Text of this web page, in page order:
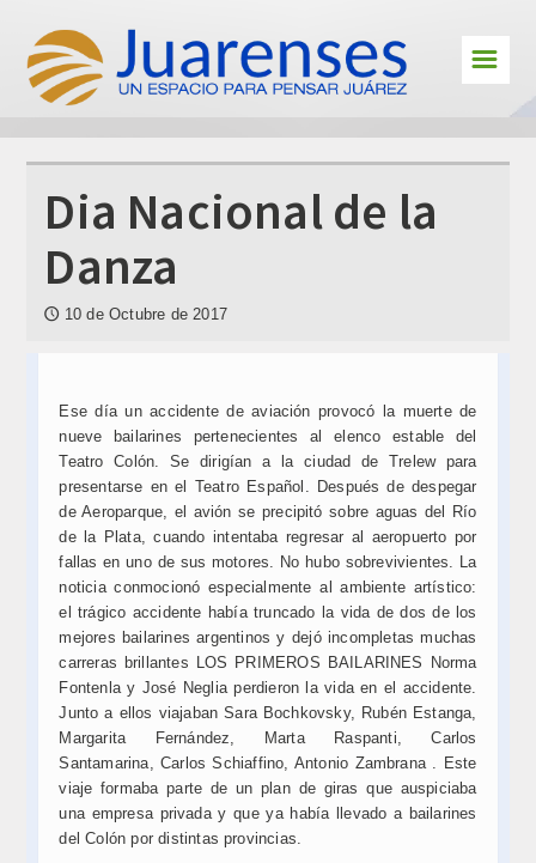
Cultura
Deportes
En primera persona
Personajes
Jóvenes Juarenses
☰
Dia Nacional de la
Danza
🕔 10 de Octubre de 2017
Ese día un accidente de aviación provocó la muerte de
nueve bailarines pertenecientes al elenco estable del
Teatro Colón. Se dirigían a la ciudad de Trelew para
presentarse en el Teatro Español. Después de despegar
de Aeroparque, el avión se precipitó sobre aguas del Río
de la Plata, cuando intentaba regresar al aeropuerto por
fallas en uno de sus motores. No hubo sobrevivientes. La
noticia conmocionó especialmente al ambiente artístico:
el trágico accidente había truncado la vida de dos de los
mejores bailarines argentinos y dejó incompletas muchas
carreras brillantes LOS PRIMEROS BAILARINES Norma
Fontenla y José Neglia perdieron la vida en el accidente.
Junto a ellos viajaban Sara Bochkovsky, Rubén Estanga,
Margarita Fernández, Marta Raspanti, Carlos
Santamarina, Carlos Schiaffino, Antonio Zambrana . Este
viaje formaba parte de un plan de giras que auspiciaba
una empresa privada y que ya había llevado a bailarines
del Colón por distintas provincias.